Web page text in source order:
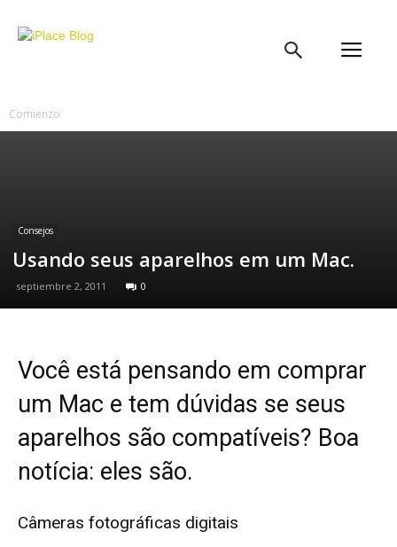
Comienzo
Consejos
Usando seus aparelhos em um Mac.
septiembre 2, 2011 0
Você está pensando em comprar
um Mac e tem dúvidas se seus
aparelhos são compatíveis? Boa
notícia: eles são.
Câmeras fotográficas digitais